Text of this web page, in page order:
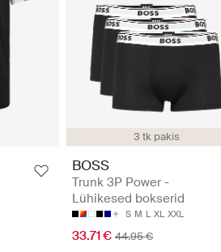
3 tk pakis
BOSS
Trunk 3P Power -
Lühikesed bokserid
S M L XL XXL
33.71 € 44.95 €